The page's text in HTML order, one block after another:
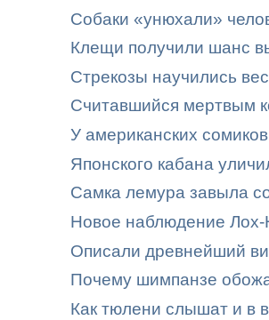
Собаки «унюхали»
Клещи получили шанс
Стрекозы научились
Считавшийся мертвым
У американских
Японского кабана
Самка лемура завыла
Новое наблюдение Лох-
Описали древнейший
Почему шимпанзе
Как тюлени слышат и в